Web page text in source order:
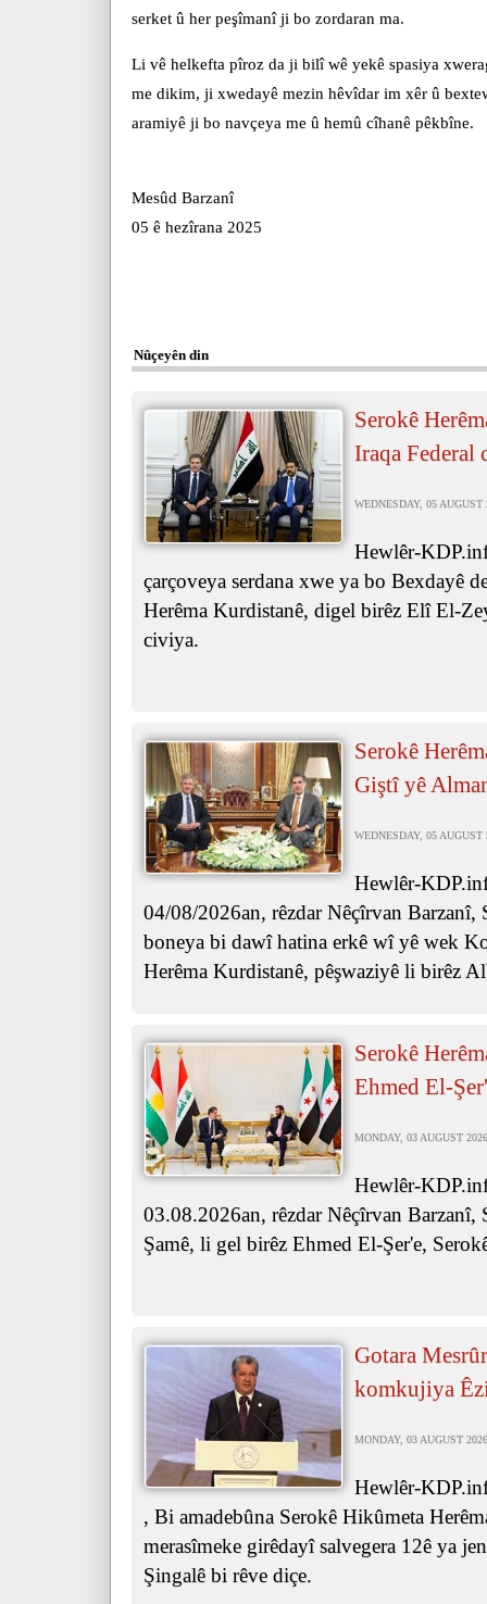
serket û her peşîmanî ji bo zordaran ma.
Li vê helkefta pîroz da ji bilî wê yekê spasiya
me dikim, ji xwedayê mezin hêvîdar im xêr û
aramiyê ji bo navçeya me û hemû cîhanê pêkbîne.
Mesûd Barzanî
05 ê hezîrana 2025
Nûçeyên din
Serokê
Iraqa Federal
WEDNESDAY, 05 AUGUST
Hewlêr-
çarçoveya serdana xwe ya bo Bexdayê
Herêma Kurdistanê, digel birêz Elî El-
civiya.
Serokê
Giştî yê
WEDNESDAY, 05 AUGUST
Hewlêr-
04/08/2026an, rêzdar Nêçîrvan Barzanî,
boneya bi dawî hatina erkê wî yê wek
Herêma Kurdistanê, pêşwaziyê li birêz
Serokê
Ehmed El-
MONDAY, 03 AUGUST
Hewlêr-
03.08.2026an, rêzdar Nêçîrvan Barzanî,
Şamê, li gel birêz Ehmed El-Şer'e,
Gotara
komkujiya
MONDAY, 03 AUGUST
Hewlêr-
, Bi amadebûna Serokê Hikûmeta
merasîmeke girêdayî salvegera 12ê ya
Şingalê bi rêve diçe.